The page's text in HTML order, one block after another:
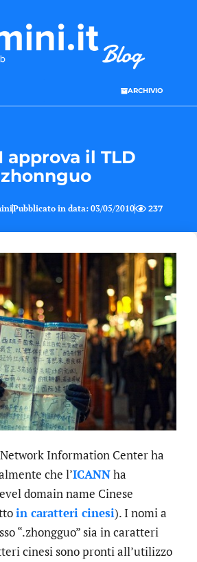
ARCHIVIO
approva il TLD
Pubblicato in data: 03/05/2010 237
Information Center ha
che l’ICANNha
domain name Cinese
in caratteri cinesi). I nomi a
“.zhongguo” sia in caratteri
cinesi sono pronti all’utilizzo